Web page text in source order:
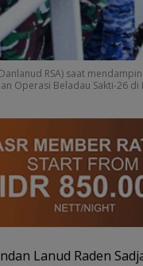
RSA) saat
Operasi Beladau Sakti-26 di
Lanud Raden